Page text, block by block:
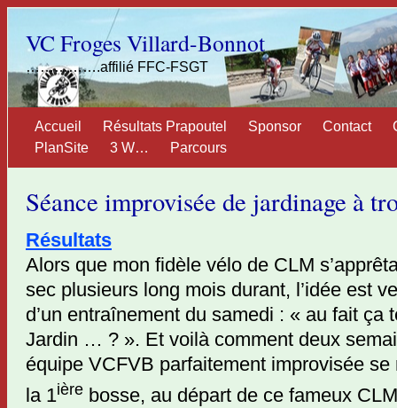
VC Froges Villard-Bonnot
…………….affilié FFC-FSGT
Accueil Résultats Prapoutel Sponsor Contact
PlanSite
3 W… Parcours
Séance improvisée de jardinage à
Résultats
Alors que mon fidèle vélo de CLM
sec plusieurs long mois durant, l’idée est
d’un entraînement du samedi : « au fait ça
Jardin … ? ». Et voilà comment deux
équipe VCFVB parfaitement improvisée
la 1ière bosse, au départ de ce fameux